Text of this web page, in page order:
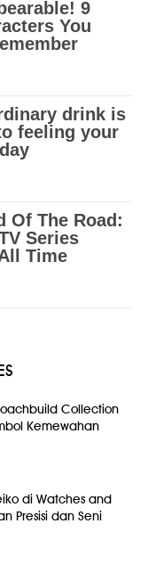
Collection
Kemewahan
di Watches and
Presisi dan Seni